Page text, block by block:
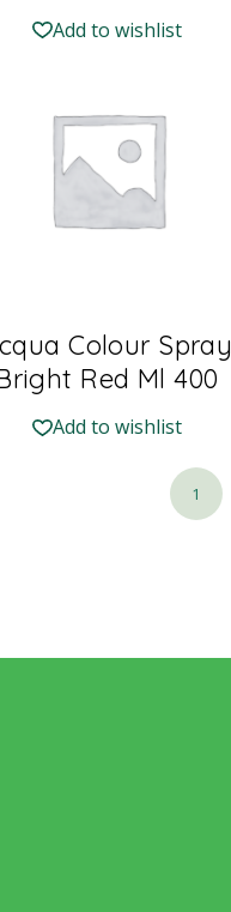
Add to wishlist
Colour Spray
Red Ml 400
Add to wishlist
1